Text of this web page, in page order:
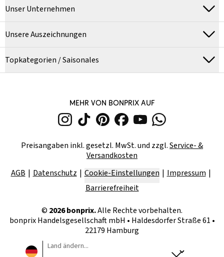
Unser Unternehmen
Unsere Auszeichnungen
Topkategorien / Saisonales
MEHR VON BONPRIX AUF
Preisangaben inkl. gesetzl. MwSt. und zzgl.Service- &
Versandkosten
AGB
Datenschutz Cookie-Einstellungen
Impressum
Barrierefreiheit
© 2026bonprix.Alle Rechte vorbehalten.
bonprix Handelsgesellschaft mbH • Haldesdorfer Straße 61 •
22179 Hamburg
Land ändern...